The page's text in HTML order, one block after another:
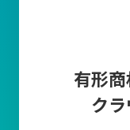
有形
ク